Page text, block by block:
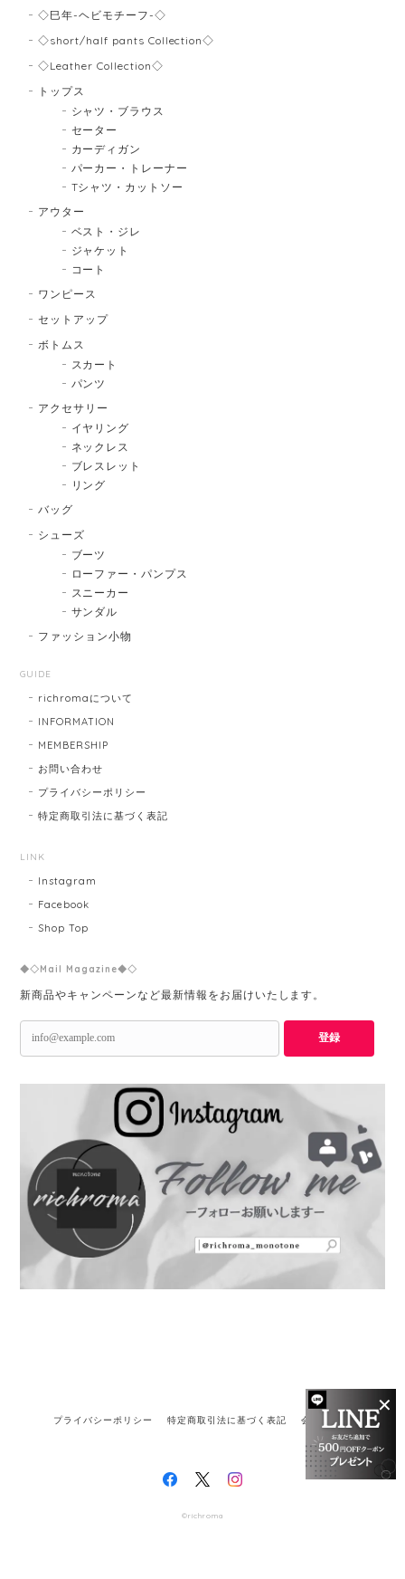
✕
◇巳年-ヘビモチーフ-◇
◇short/half pants Collection◇
◇Leather Collection◇
トップス
シャツ・ブラウス
セーター
カーディガン
パーカー・トレーナー
Tシャツ・カットソー
アウター
ベスト・ジレ
ジャケット
コート
ワンピース
セットアップ
ボトムス
スカート
パンツ
アクセサリー
イヤリング
ネックレス
ブレスレット
リング
バッグ
シューズ
ブーツ
ローファー・パンプス
スニーカー
サンダル
ファッション小物
GUIDE
richromaについて
INFORMATION
MEMBERSHIP
お問い合わせ
プライバシーポリシー
特定商取引法に基づく表記
LINK
Instagram
Facebook
Shop Top
◆◇Mail Magazine◆◇
新商品やキャンペーンなど最新情報をお届けいたします。
登録
プライバシーポリシー 特定商取引法に基づく表記 会員規約
©richroma